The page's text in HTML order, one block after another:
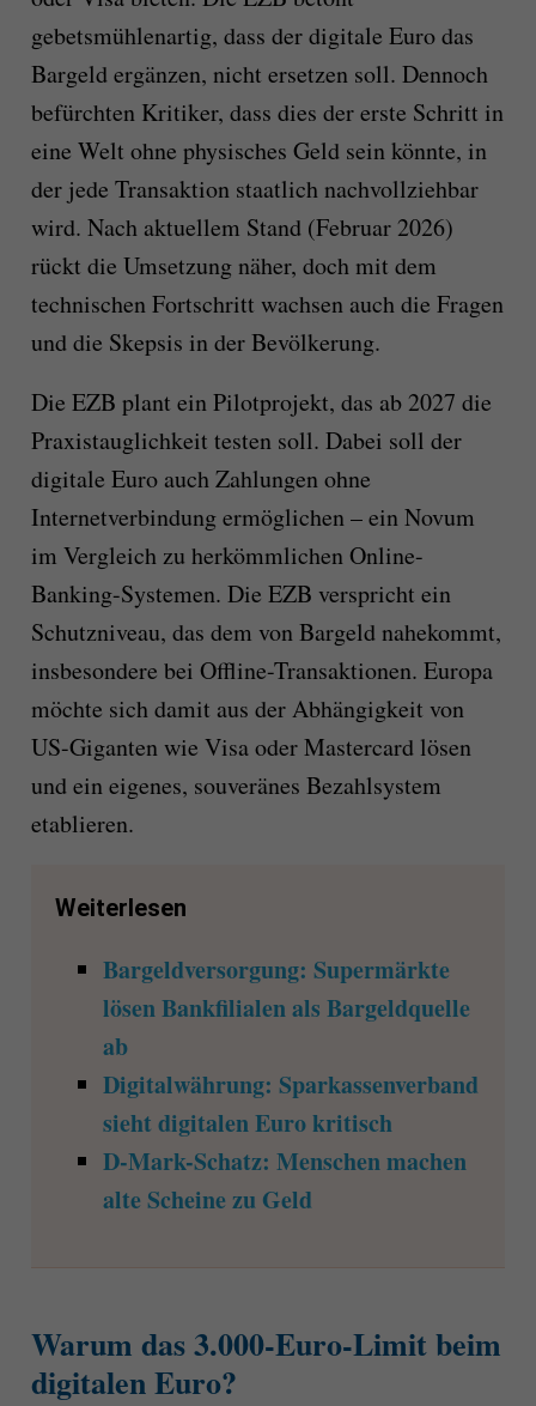
gebetsmühlenartig, dass der digitale Euro das
Bargeld ergänzen, nicht ersetzen soll. Dennoch
befürchten Kritiker, dass dies der erste Schritt in
eine Welt ohne physisches Geld sein könnte, in
der jede Transaktion staatlich nachvollziehbar
wird. Nach aktuellem Stand (Februar 2026)
rückt die Umsetzung näher, doch mit dem
technischen Fortschritt wachsen auch die Fragen
und die Skepsis in der Bevölkerung.
Die EZB plant ein Pilotprojekt, das ab 2027 die
Praxistauglichkeit testen soll. Dabei soll der
digitale Euro auch Zahlungen ohne
Internetverbindung ermöglichen – ein Novum
im Vergleich zu herkömmlichen Online-
Banking-Systemen. Die EZB verspricht ein
Schutzniveau, das dem von Bargeld nahekommt,
insbesondere bei Offline-Transaktionen. Europa
möchte sich damit aus der Abhängigkeit von
US-Giganten wie Visa oder Mastercard lösen
und ein eigenes, souveränes Bezahlsystem
etablieren.
Weiterlesen
Bargeldversorgung: Supermärkte
lösen Bankfilialen als Bargeldquelle
ab
Digitalwährung: Sparkassenverband
sieht digitalen Euro kritisch
D-Mark-Schatz: Menschen machen
alte Scheine zu Geld
Warum das 3.000-Euro-Limit beim
digitalen Euro?